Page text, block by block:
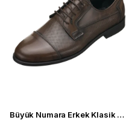
Büyük Numara Erkek Klasik Ayakkabı - NV1088 Kahve Açma